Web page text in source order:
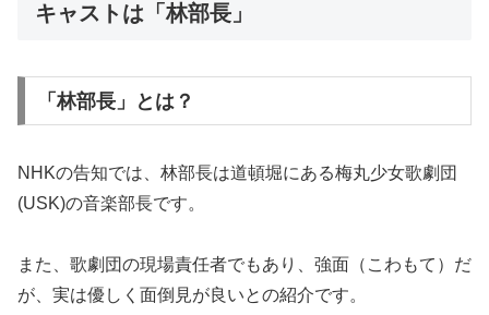
キャストは「林部長」
「林部長」とは？
NHKの告知では、林部長は道頓堀にある梅丸少女歌劇団
(USK)の音楽部長です。
また、歌劇団の現場責任者でもあり、強面（こわもて）だ
が、実は優しく面倒見が良いとの紹介です。